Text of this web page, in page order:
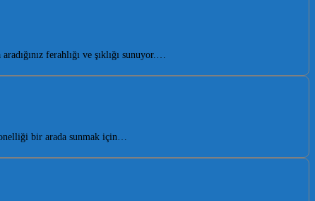
ferahlığı ve şıklığı sunuyor.…
bir arada sunmak için…